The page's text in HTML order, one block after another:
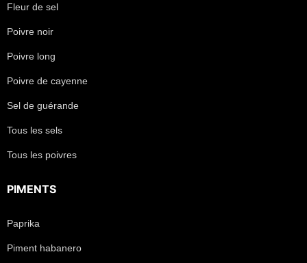
Fleur de sel
Poivre noir
Poivre long
Poivre de cayenne
Sel de guérande
Tous les sels
Tous les poivres
PIMENTS
Paprika
Piment habanero